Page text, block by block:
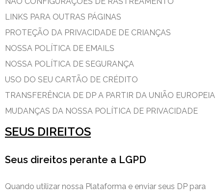
LINKS PARA OUTRAS PÁGINAS
PROTEÇÃO DA PRIVACIDADE DE CRIANÇAS
NOSSA POLÍTICA DE EMAILS
NOSSA POLÍTICA DE SEGURANÇA
USO DO SEU CARTÃO DE CRÉDITO
TRANSFERÊNCIA DE DP A PARTIR DA UNIÃO EUROPEIA
MUDANÇAS DA NOSSA POLÍTICA DE PRIVACIDADE
SEUS DIREITOS
Seus direitos perante a LGPD
Quando utilizar nossa Plataforma e enviar seus DP para